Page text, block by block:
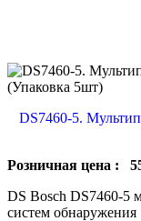
DS7460-5.
Розничная цена :
DS Bosch DS7460-5
систем обнаружения